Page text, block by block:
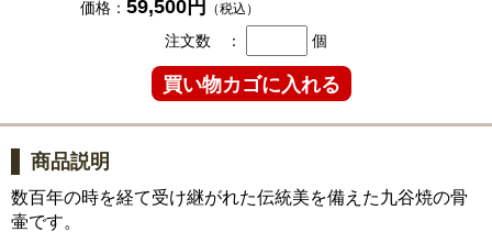
価格： 59,500円 （税込）
注文数 ： 個
商品説明
数百年の時を経て受け継がれた伝統美を備えた九谷焼の骨
壷です。